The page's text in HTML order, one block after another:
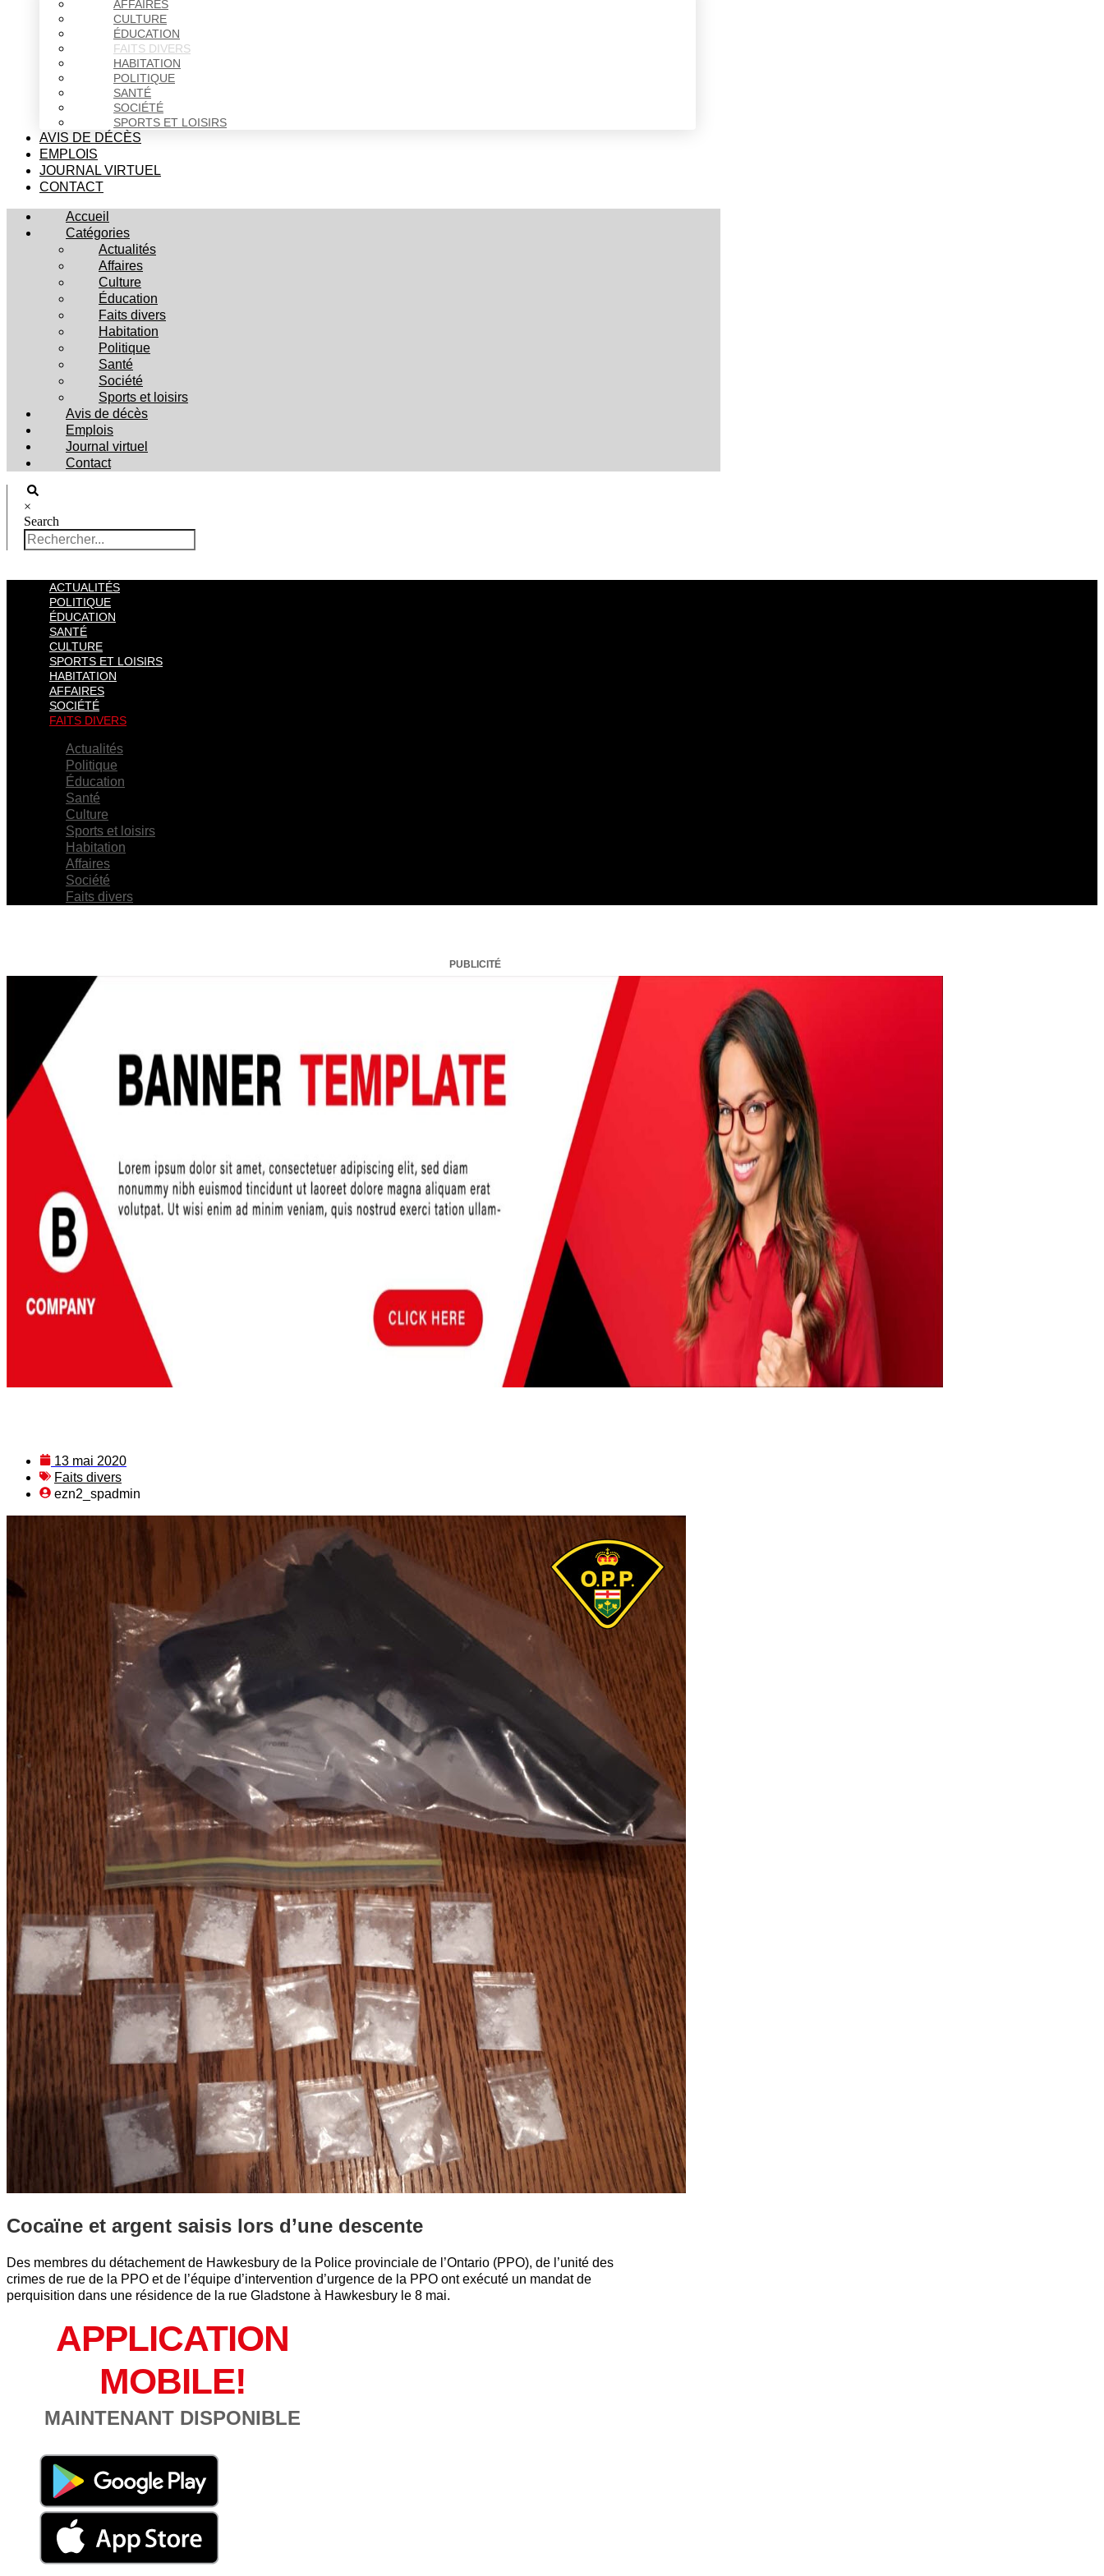
AFFAIRES
CULTURE
ÉDUCATION
FAITS DIVERS
HABITATION
POLITIQUE
SANTÉ
SOCIÉTÉ
SPORTS ET LOISIRS
AVIS DE DÉCÈS
EMPLOIS
JOURNAL VIRTUEL
CONTACT
Accueil
Catégories
Actualités
Affaires
Culture
Éducation
Faits divers
Habitation
Politique
Santé
Société
Sports et loisirs
Avis de décès
Emplois
Journal virtuel
Contact
×
Search
ACTUALITÉS
POLITIQUE
ÉDUCATION
SANTÉ
CULTURE
SPORTS ET LOISIRS
HABITATION
AFFAIRES
SOCIÉTÉ
FAITS DIVERS
Actualités
Politique
Éducation
Santé
Culture
Sports et loisirs
Habitation
Affaires
Société
Faits divers
PUBLICITÉ
13 mai 2020
Faits divers
ezn2_spadmin
Cocaïne et argent saisis lors d’une descente
Des membres du détachement de Hawkesbury de la Police provinciale de l’Ontario (PPO), de l’unité des
crimes de rue de la PPO et de l’équipe d’intervention d’urgence de la PPO ont exécuté un mandat de
perquisition dans une résidence de la rue Gladstone à Hawkesbury le 8 mai.
APPLICATION
MOBILE!
MAINTENANT DISPONIBLE